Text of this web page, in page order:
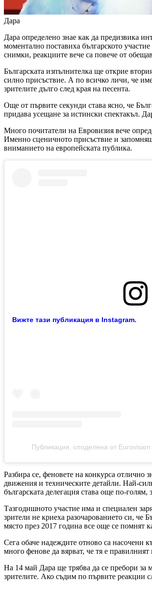
Дара
Дара определено знае как да предизвика
моментално поставиха българското
снимки, реакциите вече са повече от
Българската изпълнителка ще открие
силно присъствие. А по всичко личи, че
зрителите дълго след края на песента.
Още от първите секунди става ясно, че
придава усещане за истински спектакъл.
Много почитатели на Евровизия вече
Именно сценичното присъствие и
вниманието на европейската публика.
Вижте тази публикация в Instagram.
Публикация, споделена от
Разбира се, феновете на конкурса отлично
движения и техническите детайли. Най-
българската делегация става още по-
Тазгодишното участие има и специален
зрители не криеха разочарованието си, че
място през 2017 година все още се помнят
Сега обаче надеждите отново са насочени
много фенове да вярват, че тя е
На 14 май Дара ще трябва да се пребори за
зрителите. Ако съдим по първите реакции